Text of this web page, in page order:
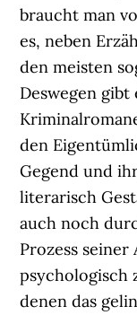
braucht man
es, neben
den meisten
Deswegen
den
Gegend und
literarisch
auch noch
Prozess
psychologisch
denen das